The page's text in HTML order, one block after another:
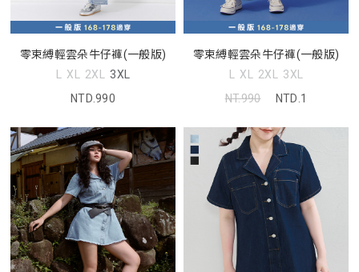
零束縛輕雲朵牛仔褲(一般版)
L XL 2XL 3XL
NTD.990
零束縛輕雲朵牛仔褲(一般版)
L XL 2XL 3XL
NT.990
NTD.1